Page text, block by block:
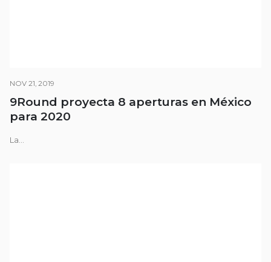
NOV 21, 2019
9Round proyecta 8 aperturas en México
para 2020
La...